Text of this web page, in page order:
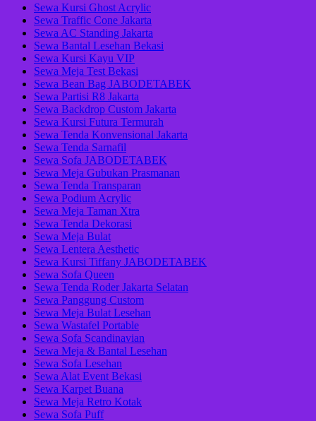
Sewa Kursi Ghost Acrylic
Sewa Traffic Cone Jakarta
Sewa AC Standing Jakarta
Sewa Bantal Lesehan Bekasi
Sewa Kursi Kayu VIP
Sewa Meja Test Bekasi
Sewa Bean Bag JABODETABEK
Sewa Partisi R8 Jakarta
Sewa Backdrop Custom Jakarta
Sewa Kursi Futura Termurah
Sewa Tenda Konvensional Jakarta
Sewa Tenda Sarnafil
Sewa Sofa JABODETABEK
Sewa Meja Gubukan Prasmanan
Sewa Tenda Transparan
Sewa Podium Acrylic
Sewa Meja Taman Xtra
Sewa Tenda Dekorasi
Sewa Meja Bulat
Sewa Lentera Aesthetic
Sewa Kursi Tiffany JABODETABEK
Sewa Sofa Queen
Sewa Tenda Roder Jakarta Selatan
Sewa Panggung Custom
Sewa Meja Bulat Lesehan
Sewa Wastafel Portable
Sewa Sofa Scandinavian
Sewa Meja & Bantal Lesehan
Sewa Sofa Lesehan
Sewa Alat Event Bekasi
Sewa Karpet Buana
Sewa Meja Retro Kotak
Sewa Sofa Puff